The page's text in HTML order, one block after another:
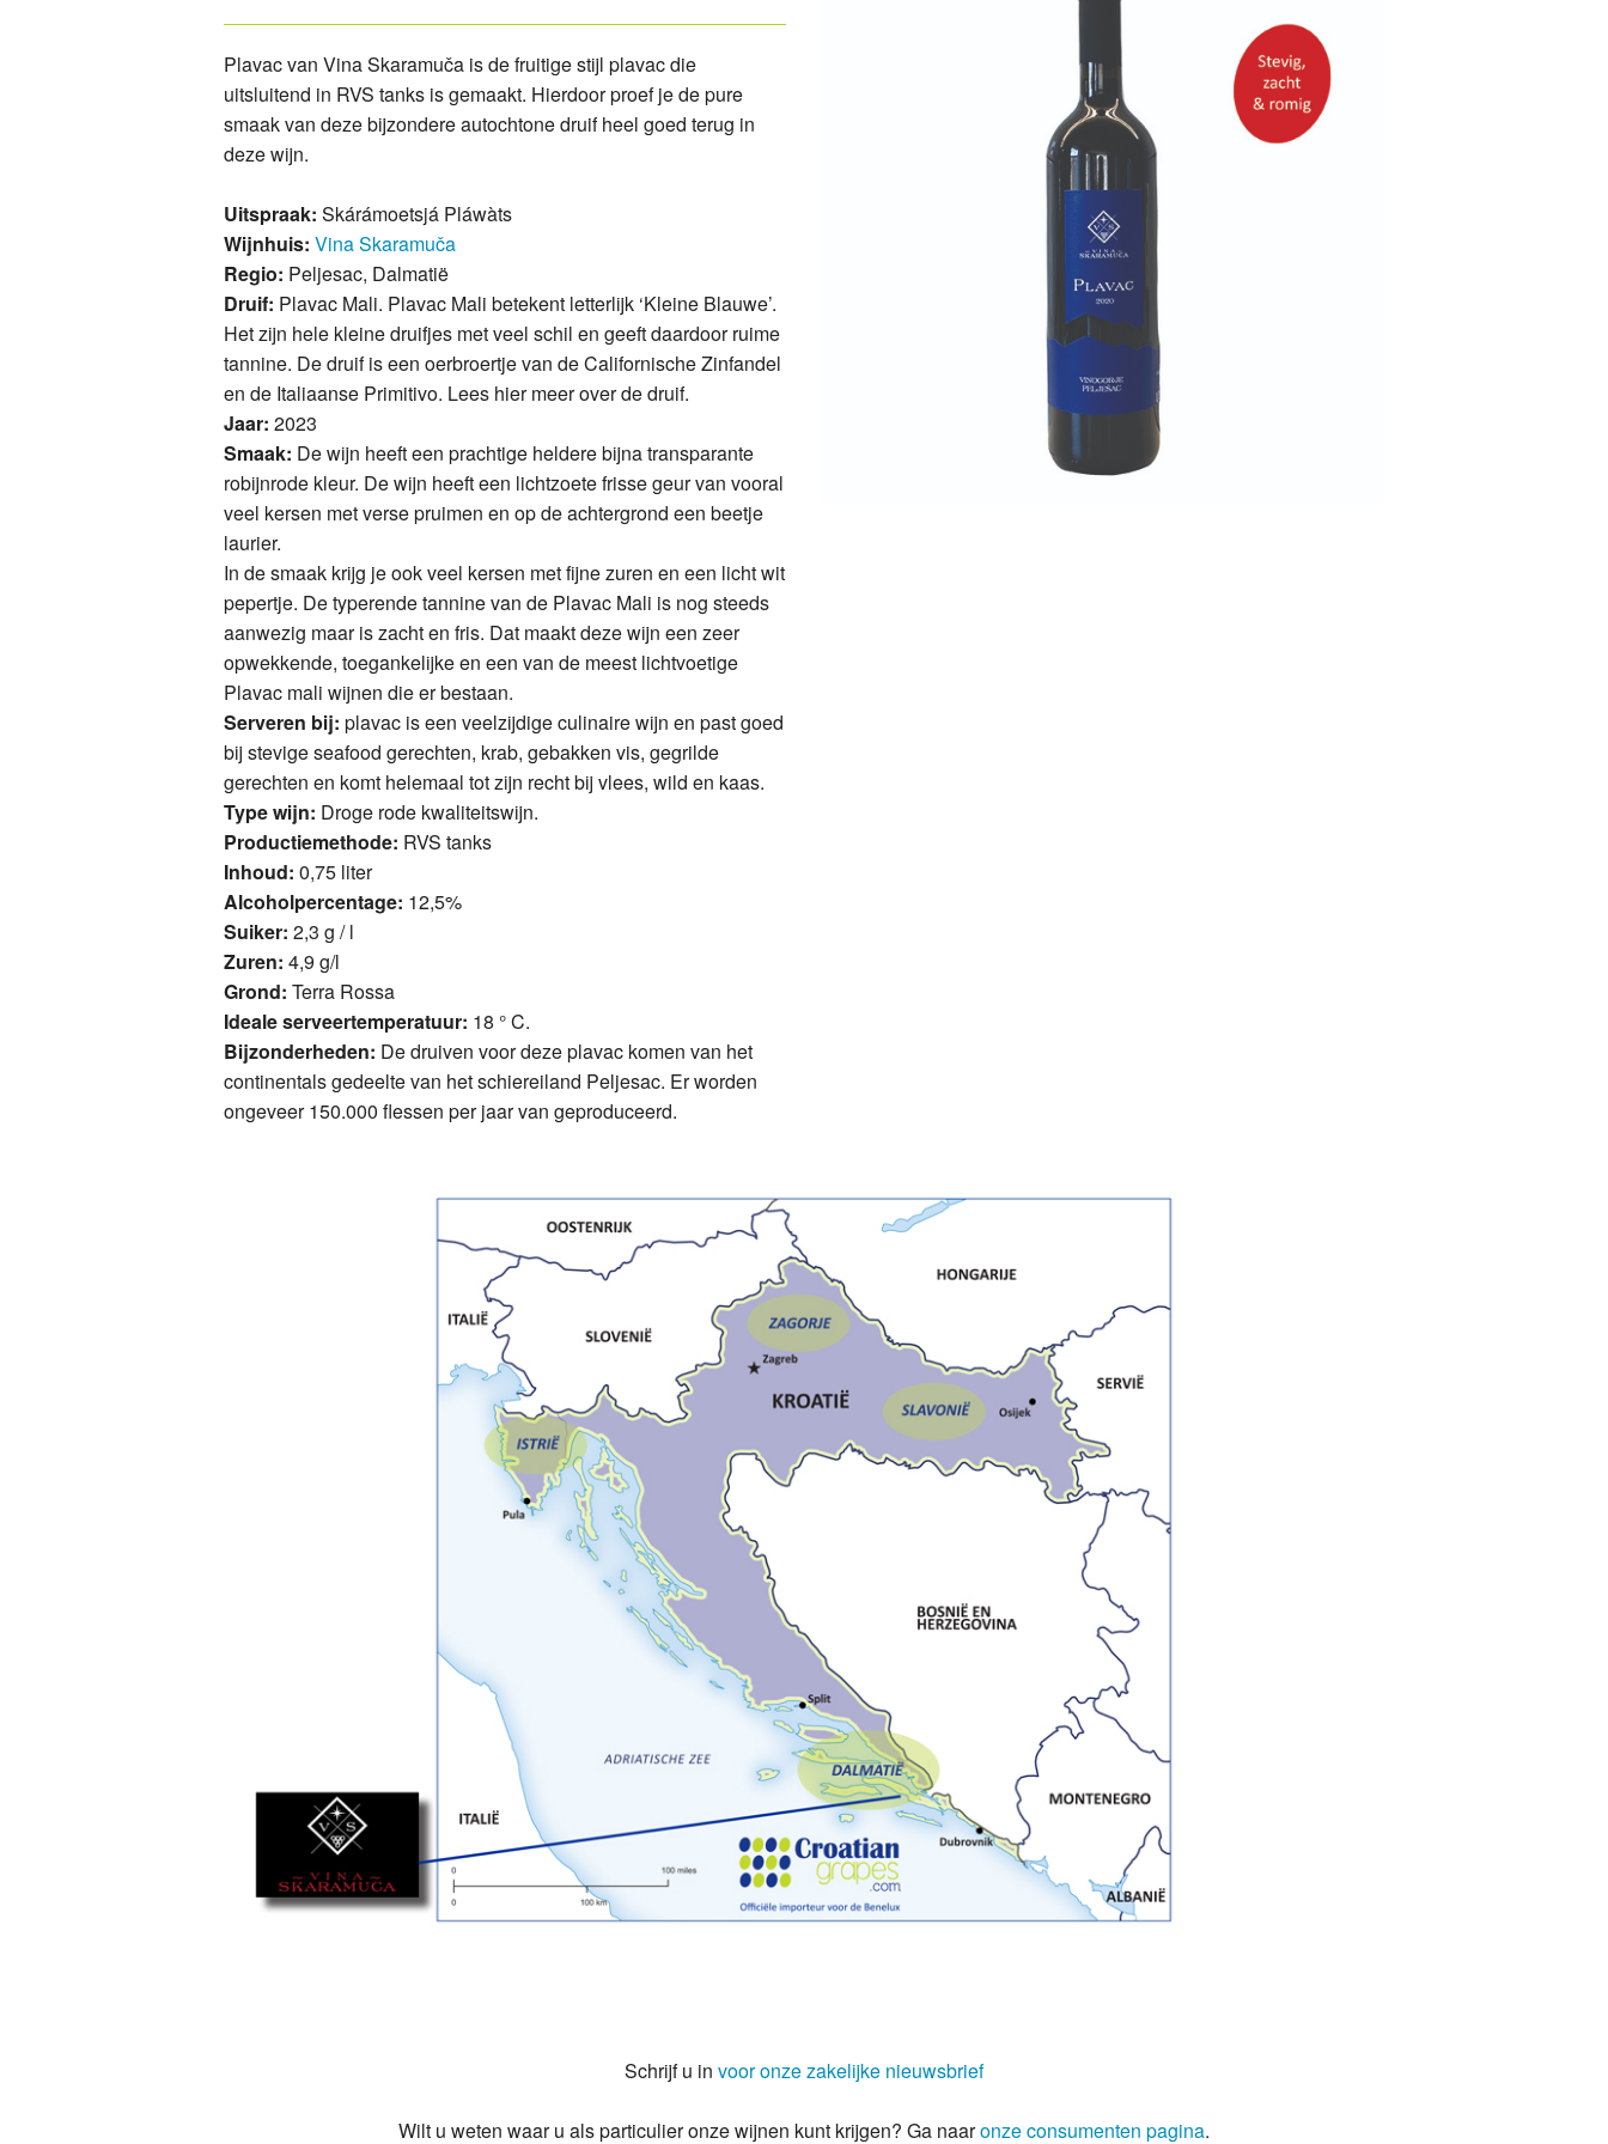
Kabola Malvazija
Bolfan Riesling
Vina Caric Bogdanjusa
Enosophia Dika Chardonnay
Skaramuca Aria
Skaramuca Posip
Vina Caric Posip
Medea Montiron
Vina Caric Nedija
Bolfan Rajnski Rizling
Medea Cabernet Sauvignon
Bolfan Cabernet Sauvignon
Bolfan Cabernet Sauvignon Primus
Vina Caric Jubo'v
Skaramuca Plavac Premium
Skaramuca Dingac
Skaramuca Dingac Reserva
Vina Caric Plovac Ploski
Vina Caric Plovac Ploski Barrique
Medea Punta Greca
Edivo
Enosophia
Vina Belje
Plavac van Vina Skaramuča is de fruitige stijl plavac die
uitsluitend in RVS tanks is gemaakt. Hierdoor proef je de pure
smaak van deze bijzondere autochtone druif heel goed terug in
deze wijn.
Uitspraak: Skárámoetsjá Pláwàts
Wijnhuis:Vina Skaramuča
Regio: Peljesac, Dalmatië
Druif: Plavac Mali. Plavac Mali betekent letterlijk ‘Kleine Blauwe’.
Het zijn hele kleine druifjes met veel schil en geeft daardoor ruime
tannine. De druif is een oerbroertje van de Californische Zinfandel
en de Italiaanse Primitivo. Lees hier meer over de druif.
Jaar: 2023
Smaak: De wijn heeft een prachtige heldere bijna transparante
robijnrode kleur. De wijn heeft een lichtzoete frisse geur van vooral
veel kersen met verse pruimen en op de achtergrond een beetje
laurier.
In de smaak krijg je ook veel kersen met fijne zuren en een licht wit
pepertje. De typerende tannine van de Plavac Mali is nog steeds
aanwezig maar is zacht en fris. Dat maakt deze wijn een zeer
opwekkende, toegankelijke en een van de meest lichtvoetige
Plavac mali wijnen die er bestaan.
Serveren bij:plavac is een veelzijdige culinaire wijn en past goed
bij stevige seafood gerechten, krab, gebakken vis, gegrilde
gerechten en komt helemaal tot zijn recht bij vlees, wild en kaas.
Type wijn: Droge rode kwaliteitswijn.
Productiemethode: RVS tanks
Inhoud: 0,75 liter
Alcoholpercentage: 12,5%
Suiker:2,3 g / l
Zuren: 4,9 g/l
Grond:Terra Rossa
Ideale serveertemperatuur: 18 ° C.
Bijzonderheden: De druiven voor deze plavac komen van het
continentals gedeelte van het schiereiland Peljesac. Er worden
ongeveer 150.000 flessen per jaar van geproduceerd.
Schrijf u in voor onze zakelijke nieuwsbrief
Wilt u weten waar u als particulier onze wijnen kunt krijgen? Ga naaronze consumenten pagina.